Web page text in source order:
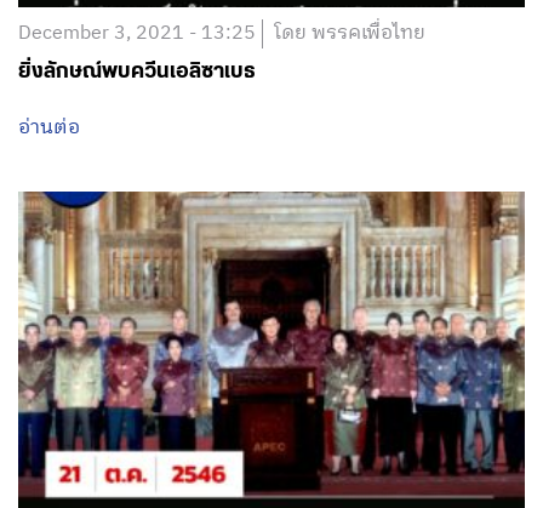
December 3, 2021 - 13:25 โดย พรรคเพื่อไทย
ยิ่งลักษณ์พบควีนเอลิซาเบธ
อ่านต่อ